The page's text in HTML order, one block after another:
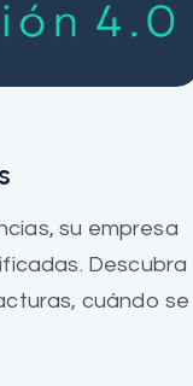
su empresa
Descubra
cuándo se